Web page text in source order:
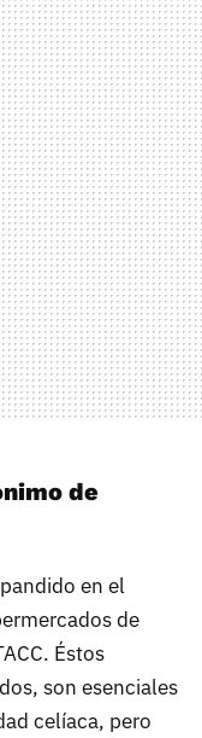
de
en el
de
Éstos
son esenciales
celíaca, pero